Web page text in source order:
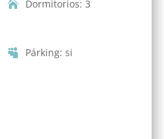
Dormitorios: 3
Párking: si